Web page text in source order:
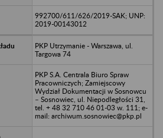
992700/611/626/2019-SAK; UNP:
2019-00143012
PKP Utrzymanie - Warszawa, ul.
Targowa 74
PKP S.A. Centrala Biuro Spraw
Pracowniczych; Zamiejscowy
Wydział Dokumentacji w Sosnowcu
– Sosnowiec, ul. Niepodległości 31,
tel. + 48 32 710 46 01-03 w. 111; e-
mail: archiwum.sosnowiec@pkp.pl